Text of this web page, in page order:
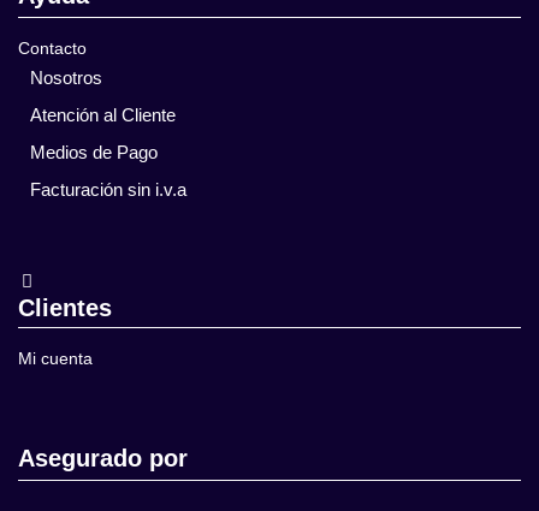
Contacto
Nosotros
Atención al Cliente
Medios de Pago
Facturación sin i.v.a
Clientes
Mi cuenta
Asegurado por